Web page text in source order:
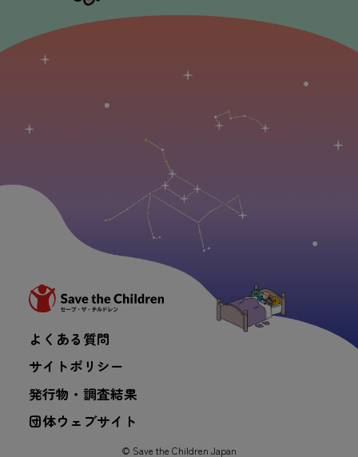
よくある 質問
サイトポリシー
発行物 ・ 調査結果
団体ウェブサイト
© Save the Children Japan